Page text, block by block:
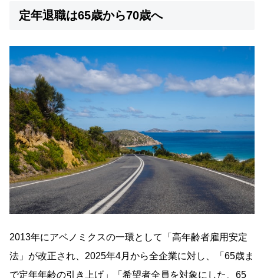
定年退職は65歳から70歳へ
2013年にアベノミクスの一環として「高年齢者雇用安定
法」が改正され、2025年4月から全企業に対し、「65歳ま
で定年年齢の引き上げ」「希望者全員を対象にした、65